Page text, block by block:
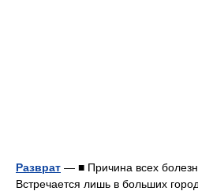
Разврат — ■ Причина всех
Встречается лишь в больших